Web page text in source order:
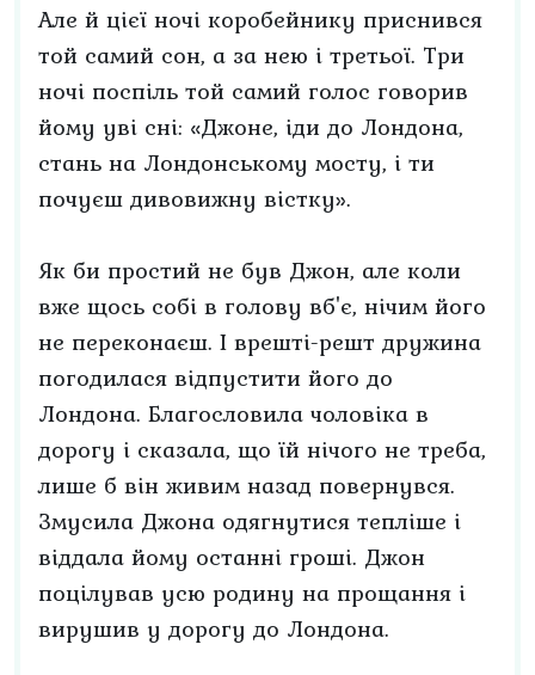
Але й цієї ночі коробейнику приснився
той самий сон, а за нею і третьої. Три
ночі поспіль той самий голос говорив
йому уві сні: «Джоне, іди до Лондона,
стань на Лондонському мосту, і ти
почуєш дивовижну вістку».
Як би простий не був Джон, але коли
вже щось собі в голову вб'є, нічим його
не переконаєш. І врешті-решт дружина
погодилася відпустити його до
Лондона. Благословила чоловіка в
дорогу і сказала, що їй нічого не треба,
лише б він живим назад повернувся.
Змусила Джона одягнутися тепліше і
віддала йому останні гроші. Джон
поцілував усю родину на прощання і
вирушив у дорогу до Лондона.